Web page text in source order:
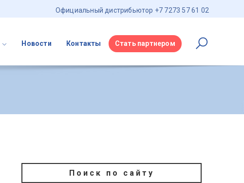
Официальный дистрибьютор +7 7273 57 61 02
Новости Контакты Стать партнером
Поиск по сайту